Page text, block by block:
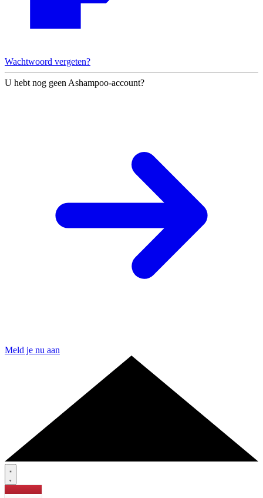
Wachtwoord vergeten?
U hebt nog geen Ashampoo-account?
Meld je nu aan